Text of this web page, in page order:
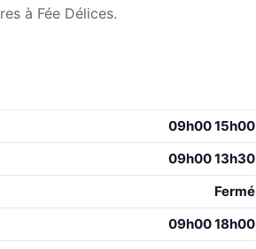
à Fée Délices.
09h00 15h00
09h00 13h30
Fermé
09h00 18h00